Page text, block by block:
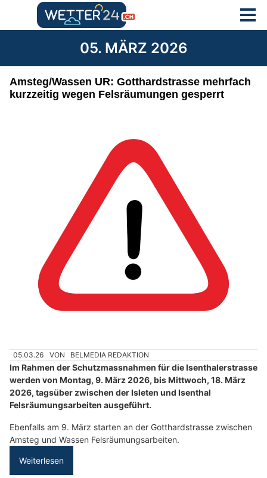
05. MÄRZ 2026
Amsteg/Wassen UR: Gotthardstrasse mehrfach
kurzzeitig wegen Felsräumungen gesperrt
05.03.26 VON BELMEDIA REDAKTION
Im Rahmen der Schutzmassnahmen für die Isenthalerstrasse
werden von Montag, 9. März 2026, bis Mittwoch, 18. März
2026, tagsüber zwischen der Isleten und Isenthal
Felsräumungsarbeiten ausgeführt.
Ebenfalls am 9. März starten an der Gotthardstrasse zwischen
Amsteg und Wassen Felsräumungsarbeiten.
Weiterlesen